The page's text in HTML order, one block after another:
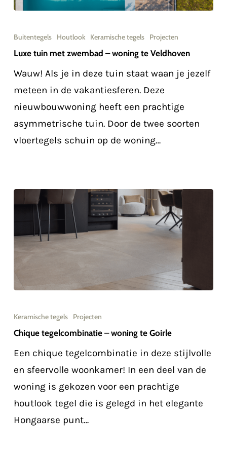
tuin
met
zwembad
woning
Veldhoven
Buitentegels Houtlook Keramische tegels Projecten
Luxe tuin met zwembad – woning te Veldhoven
Wauw! Als je in deze tuin staat waan je jezelf
meteen in de vakantiesferen. Deze
nieuwbouwwoning heeft een prachtige
asymmetrische tuin. Door de twee soorten
vloertegels schuin op de woning…
tegelcombinatie
–
woning
Goirle
Keramische tegels Projecten
Chique tegelcombinatie – woning te Goirle
Een chique tegelcombinatie in deze stijlvolle
en sfeervolle woonkamer! In een deel van de
woning is gekozen voor een prachtige
houtlook tegel die is gelegd in het elegante
Hongaarse punt…